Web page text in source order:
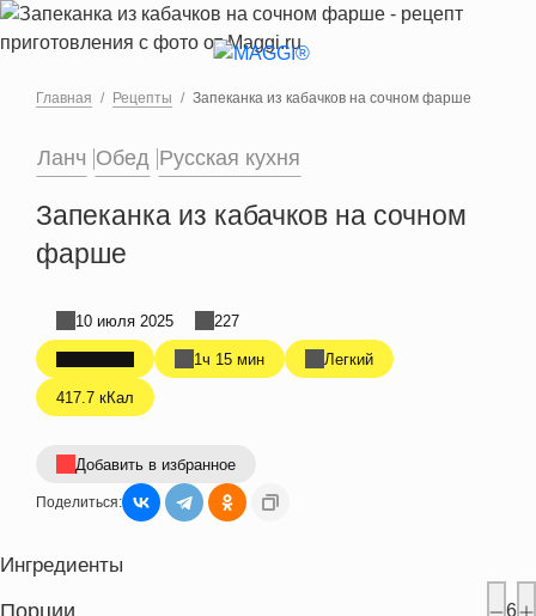
Перейти к основному содержанию
Главная Рецепты Запеканка из кабачков на сочном фарше
Ланч Обед Русская кухня
Запеканка из кабачков на сочном
фарше
1ч 15 мин Легкий
417.7 кКал
10 июля 2025 227
Добавить в избранное
Поделиться:
Ингредиенты
Порции 6